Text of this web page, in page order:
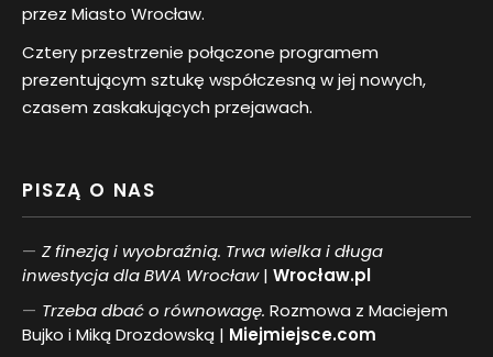
przez Miasto Wrocław.
Cztery przestrzenie połączone programem
prezentującym sztukę współczesną w jej nowych,
czasem zaskakujących przejawach.
PISZĄ O NAS
Z finezją i wyobraźnią. Trwa wielka i długa
inwestycja dla BWA Wrocław| Wrocław.pl
Trzeba dbać o równowagę. Rozmowa z Maciejem
Bujko i Miką Drozdowską | Miejmiejsce.com